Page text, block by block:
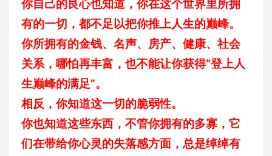
你自己的良心也知道，你在这个世界里所拥
有的一切，都不足以把你推上人生的巅峰。
你所拥有的金钱、名声、房产、健康、社会
关系，哪怕再丰富，也不能让你获得“登上人
生巅峰的满足”。
相反，你知道这一切的脆弱性。
你也知道这些东西，不管你拥有的多寡，它
们在带给你心灵的失落感方面，总是绰绰有